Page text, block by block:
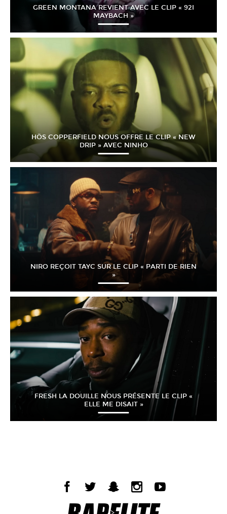
GREEN MONTANA REVIENT AVEC LE CLIP « 92I
MAYBACH »
HÖS COPPERFIELD NOUS OFFRE LE CLIP « NEW
DRIP » AVEC NINHO
NIRO REÇOIT TAYC SUR LE CLIP « PARTI DE RIEN
»
FRESH LA DOUILLE NOUS PRÉSENTE LE CLIP «
ELLE ME DISAIT »